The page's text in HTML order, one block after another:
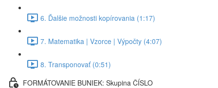
6. Ďalšie možnosti kopírovania (1:17)
7. Matematika | Vzorce | Výpočty (4:07)
8. Transponovať (0:51)
FORMÁTOVANIE BUNIEK: Skupina ČÍSLO